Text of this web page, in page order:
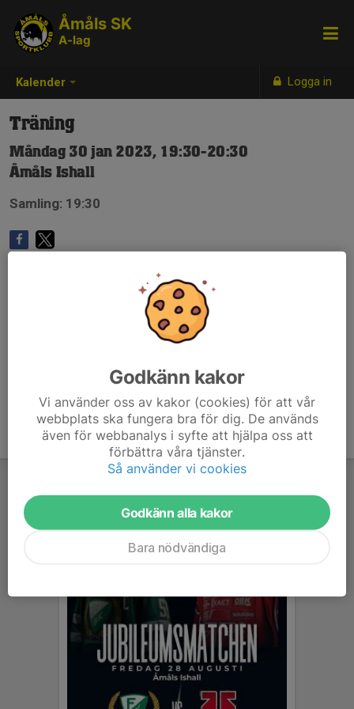
Kalender Logga in
Åmåls SK
A-lag
Träning
Måndag 30 jan 2023, 19:30-20:30
Åmåls Ishall
Samling: 19:30
Godkänn kakor
Vi använder oss av kakor (cookies) för att vår
webbplats ska fungera bra för dig. De används
även för webbanalys i syfte att hjälpa oss att
förbättra våra tjänster.
Så använder vi cookies
Godkänn alla kakor
Bara nödvändiga